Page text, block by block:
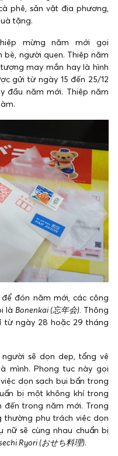
phê, sản vật địa phương,
tặng.
mừng năm mới gọi
người quen. Thiệp năm
may mắn hay là hình
gửi từ ngày 15 đến 25/12
đầu năm mới. Thiệp năm
đón năm mới, các công
là Bonenkai (忘年会). Thông
từ ngày 28 hoặc 29 tháng
sẽ dọn dẹp, tổng vệ
mình. Phong tục này gọi
dọn sạch bụi bẩn trong
bị một không khí trong
đến trong năm mới. Trong
thường phụ trách việc dọn
nữ sẽ cùng nhau chuẩn bị
Ryori (おせち料理).